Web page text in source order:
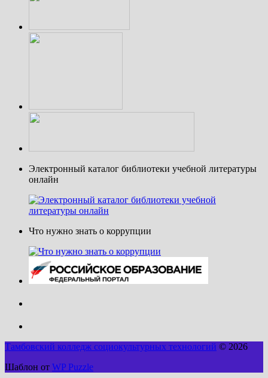
Электронный каталог библиотеки учебной литературы
онлайн
Что нужно знать о коррупции
Тамбовский колледж социокультурных технологий © 2026
Шаблон от WP Puzzle